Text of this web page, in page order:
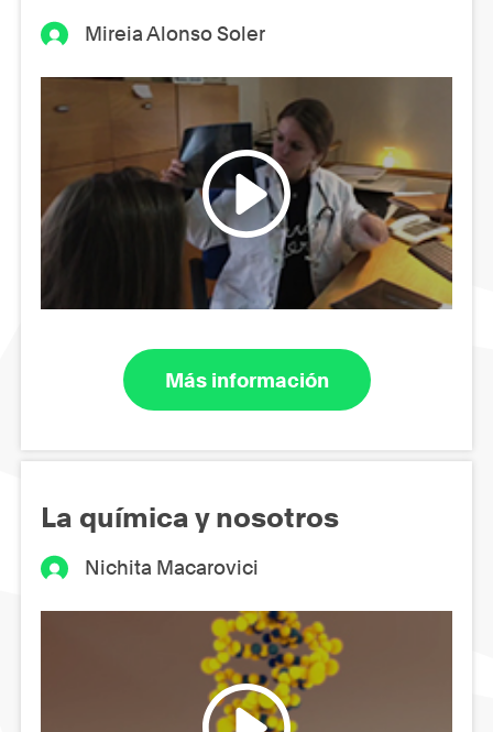
Mireia Alonso Soler
Más información
La química y nosotros
Nichita Macarovici